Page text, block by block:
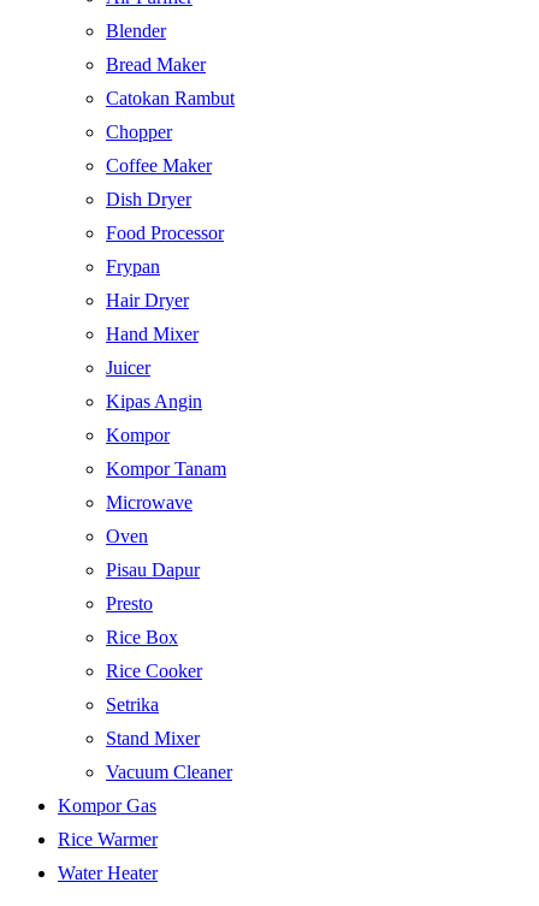
Blender
Bread Maker
Catokan Rambut
Chopper
Coffee Maker
Dish Dryer
Food Processor
Frypan
Hair Dryer
Hand Mixer
Juicer
Kipas Angin
Kompor
Kompor Tanam
Microwave
Oven
Pisau Dapur
Presto
Rice Box
Rice Cooker
Setrika
Stand Mixer
Vacuum Cleaner
Kompor Gas
Rice Warmer
Water Heater